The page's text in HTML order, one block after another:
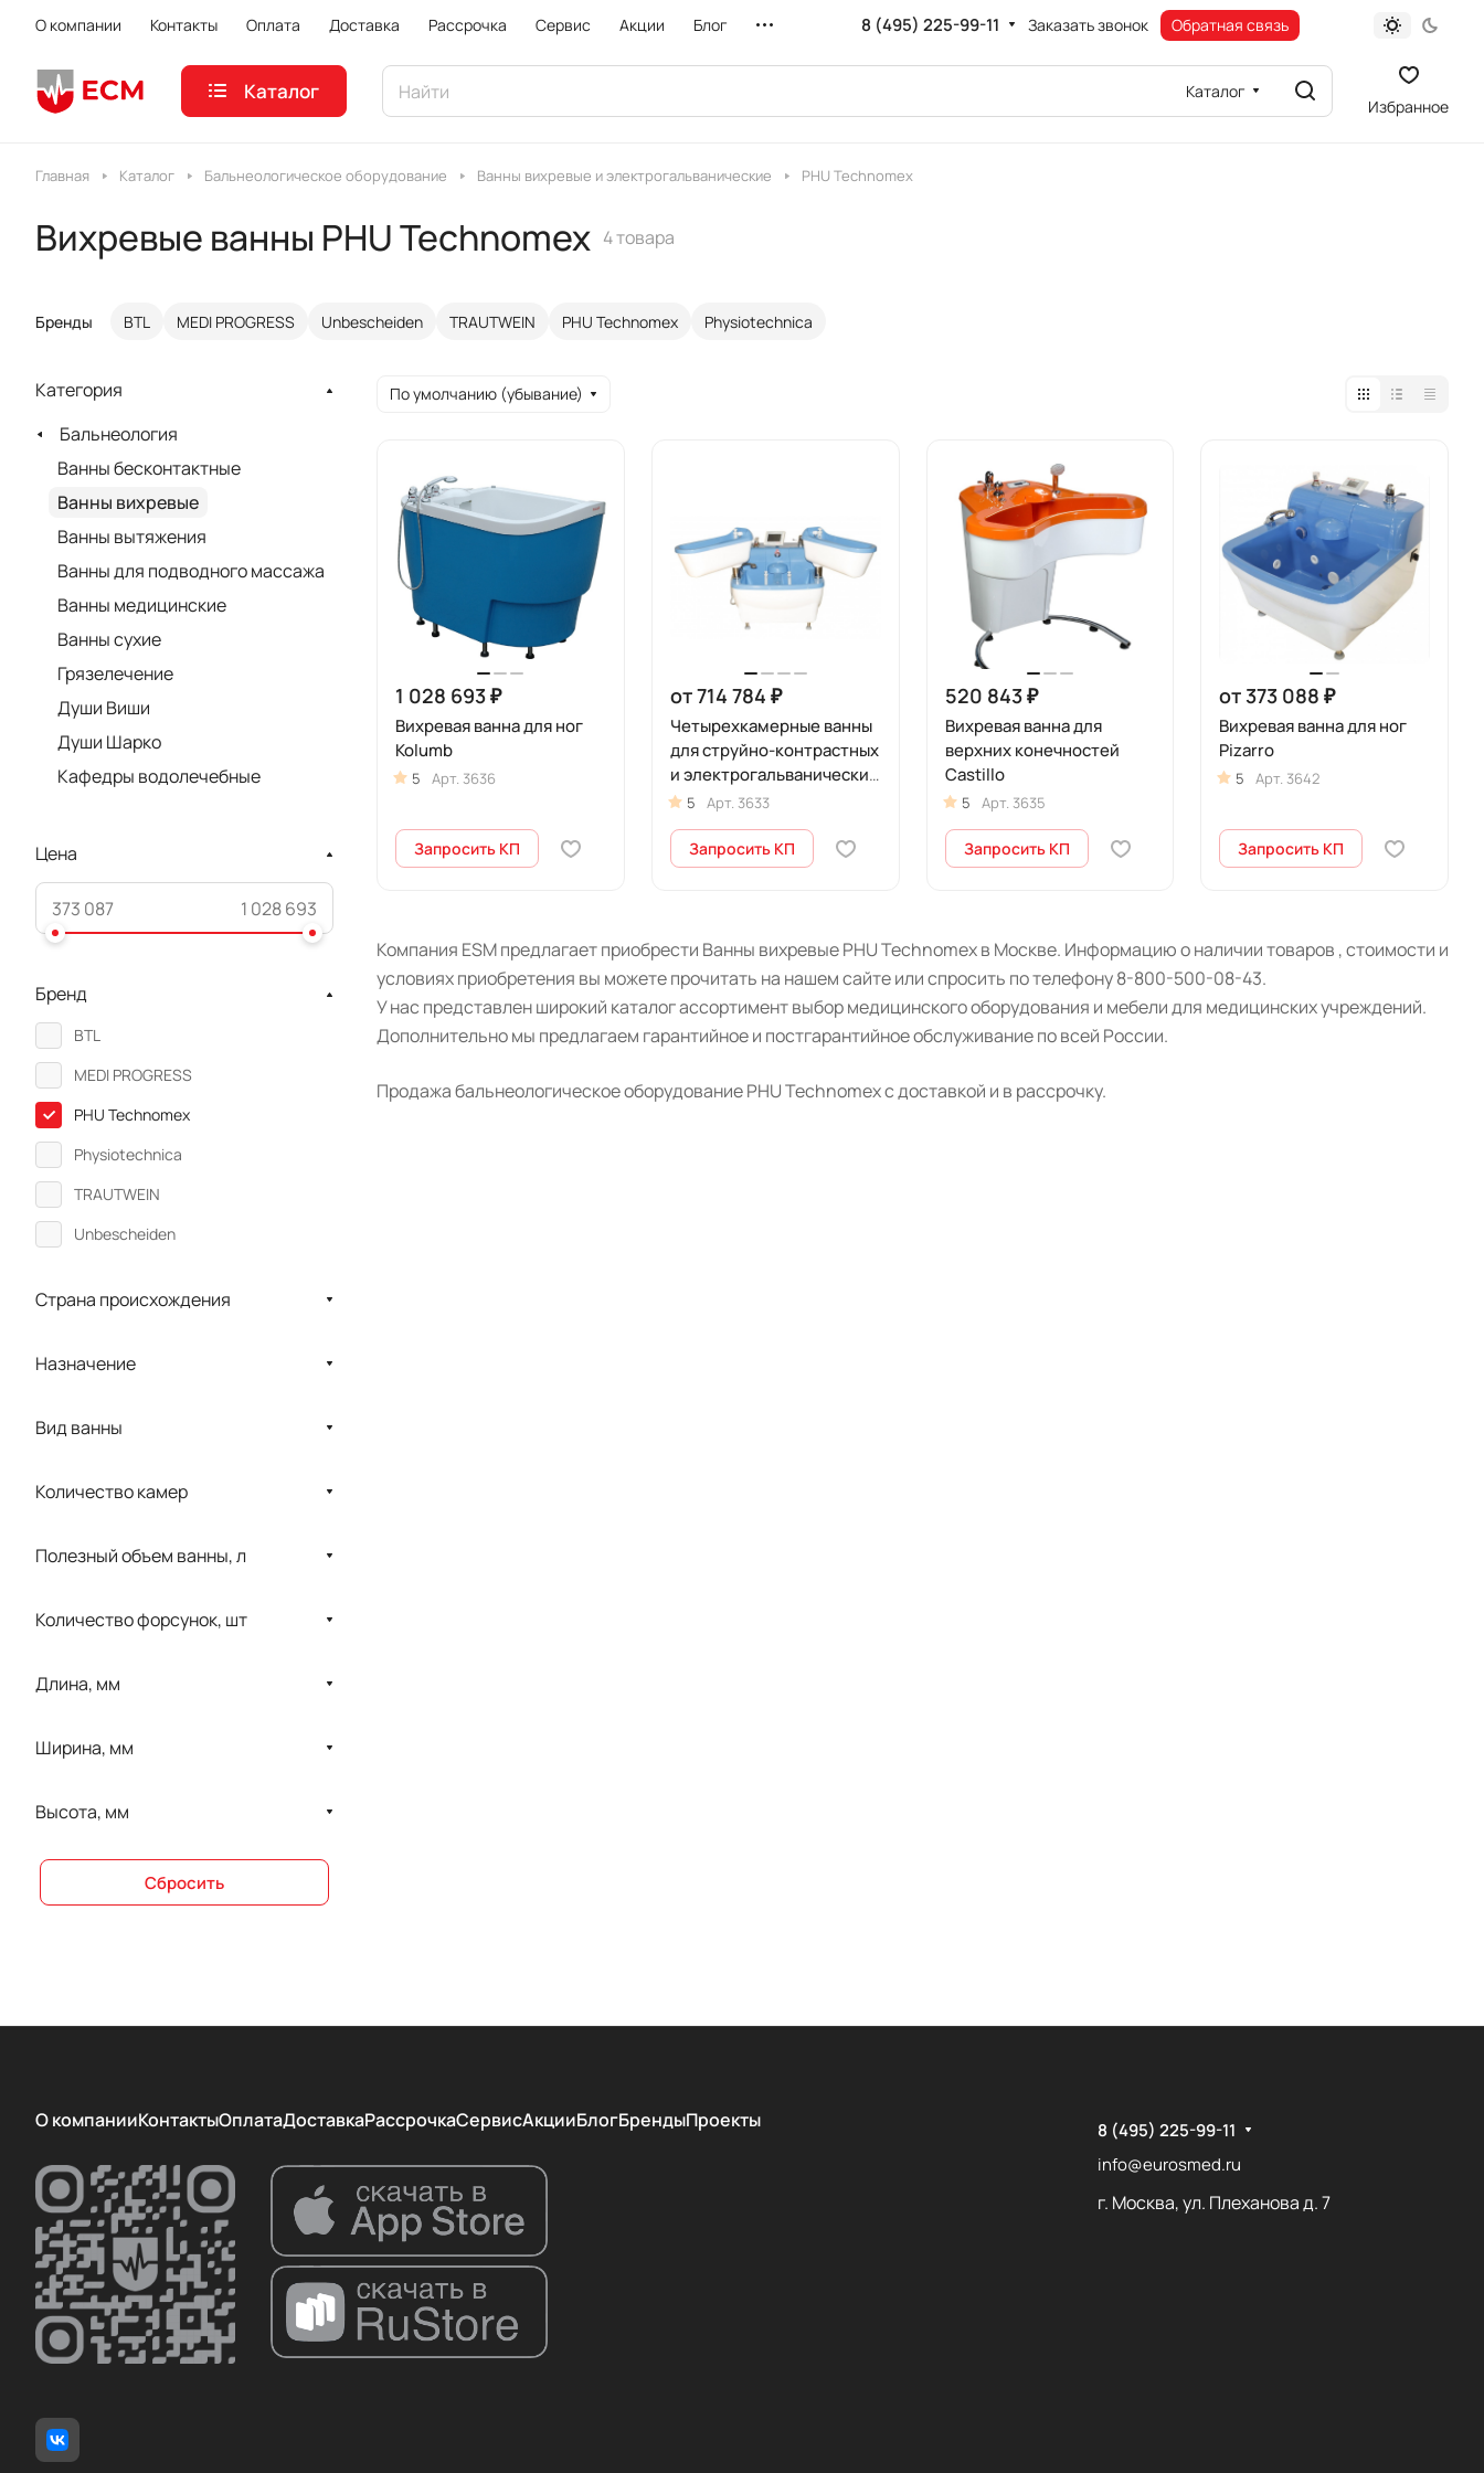
О компании Контакты Оплата Доставка Рассрочка Сервис Акции Блог 8 (495) 225-99-11 Заказать звонок Обратная связь
Каталог Каталог
Избранное
Главная Каталог Бальнеологическое оборудование Ванны вихревые и электрогальванические PHU Technomex
Вихревые ванны PHU Technomex 4 товара
Бренды BTL MEDI PROGRESS Unbescheiden TRAUTWEIN PHU Technomex Physioteсhnica
По умолчанию (убывание)
1 028 693 ₽
Вихревая ванна для ног
Kolumb
5 Арт. 3636
Запросить КП
от 714 784 ₽
Четырехкамерные ванны
для струйно-контрастных
и электрогальванических
процедур Tasman
5 Арт. 3633
Запросить КП
520 843 ₽
Вихревая ванна для
верхних конечностей
Castillo
5 Арт. 3635
Запросить КП
от 373 088 ₽
Вихревая ванна для ног
Pizarro
5 Арт.3642
Запросить КП
Компания ESM предлагает приобрести Ванны вихревые PHU Technomex в Москве. Информацию о наличии товаров , стоимости и
условиях приобретения вы можете прочитать на нашем сайте или спросить по телефону 8-800-500-08-43.
У нас представлен широкий каталог ассортимент выбор медицинского оборудования и мебели для медицинских учреждений.
Дополнительно мы предлагаем гарантийное и постгарантийное обслуживание по всей России.
Продажа бальнеологическое оборудование PHU Technomex с доставкой и в рассрочку.
Категория
Бальнеология
Ванны бесконтактные
Ванны вихревые
Ванны вытяжения
Ванны для подводного массажа
Ванны медицинские
Ванны сухие
Грязелечение
Души Виши
Души Шарко
Кафедры водолечебные
Цена
Бренд
BTL
MEDI PROGRESS
PHU Technomex
Physioteсhnica
TRAUTWEIN
Unbescheiden
Страна происхождения
Назначение
Вид ванны
Количество камер
Полезный объем ванны, л
Количество форсунок, шт
Длина, мм
Ширина, мм
Высота, мм
Сбросить
О компанииКонтактыОплатаДоставкаРассрочкаСервисАкцииБлогБрендыПроекты
8 (495) 225-99-11
info@eurosmed.ru
г. Москва, ул. Плеханова д. 7